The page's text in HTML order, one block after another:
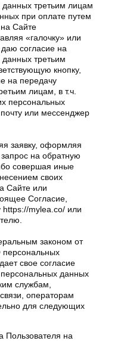
третьим лицам
при оплате путем
Сайте
«галочку» или
согласие на
третьим
кнопку,
на передачу
лицам, в т.ч.
персональных
или мессенджер
заявку, оформляя
на обратную
совершая иные
своих
Сайте или
Согласие,
mylea.co/ или
законом от
свое согласие
данных
службам,
операторам
для следующих
Пользователя на